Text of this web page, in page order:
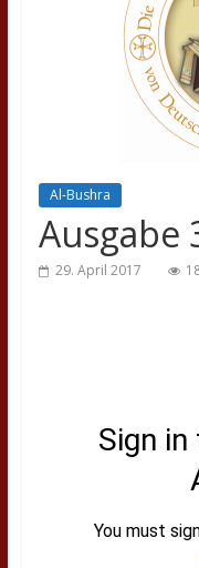
Al-Bushra
Ausgabe
29. April 2017